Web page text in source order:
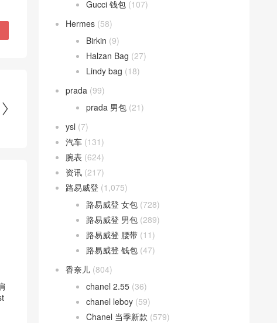

Gucci 钱包 (107)
Hermes (58)
Birkin (9)
Halzan Bag (27)
Lindy bag (18)
prada (99)
prada 男包 (21)
ysl (7)
汽车 (131)
腕表 (624)
资讯 (217)
路易威登 (1,075)
路易威登 女包 (728)
路易威登 男包 (289)
路易威登 腰带 (11)
路易威登 钱包 (47)
香奈儿 (804)
chanel 2.55 (36)
chanel leboy (59)
Chanel 当季新款 (579)